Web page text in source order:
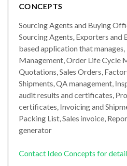
CONCEPTS
Sourcing Agents and Buying
Sourcing Agents, Exporters and
based application that
Management, Order Life Cycle
Quotations, Sales Orders,
Shipments, QA management,
audit results and certificates,
certificates, Invoicing and
Packing List, Sales invoice,
generator
Contact Ideo Concepts for detail